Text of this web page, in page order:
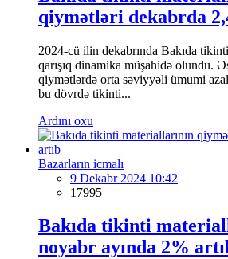
qiymətləri dekabrda
2024-cü ilin dekabrında Bakıda
qarışıq dinamika müşahidə olundu.
qiymətlərdə orta səviyyəli ümumi
bu dövrdə tikinti...
Ardını oxu
Bazarların icmalı
9 Dekabr 2024 10:42
17995
Bakıda tikinti
noyabr ayında 2%